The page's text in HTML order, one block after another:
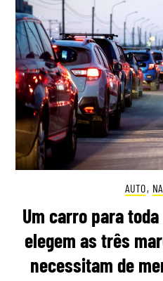
AUTO,
Um carro para
elegem as três
necessitam de